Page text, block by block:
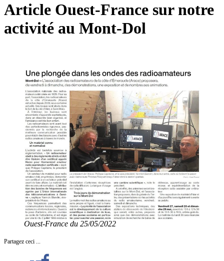
Article Ouest-France sur notre
activité au Mont-Dol
Ouest-France du 25/05/2022
Partagez ceci ...